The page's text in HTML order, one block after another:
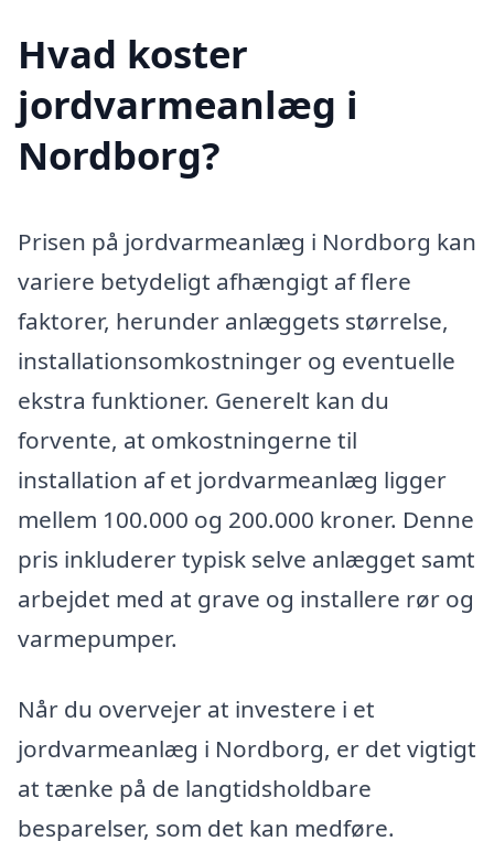
Hvad koster
jordvarmeanlæg i
Nordborg?
Prisen på jordvarmeanlæg i Nordborg kan
variere betydeligt afhængigt af flere
faktorer, herunder anlæggets størrelse,
installationsomkostninger og eventuelle
ekstra funktioner. Generelt kan du
forvente, at omkostningerne til
installation af et jordvarmeanlæg ligger
mellem 100.000 og 200.000 kroner. Denne
pris inkluderer typisk selve anlægget samt
arbejdet med at grave og installere rør og
varmepumper.
Når du overvejer at investere i et
jordvarmeanlæg i Nordborg, er det vigtigt
at tænke på de langtidsholdbare
besparelser, som det kan medføre.